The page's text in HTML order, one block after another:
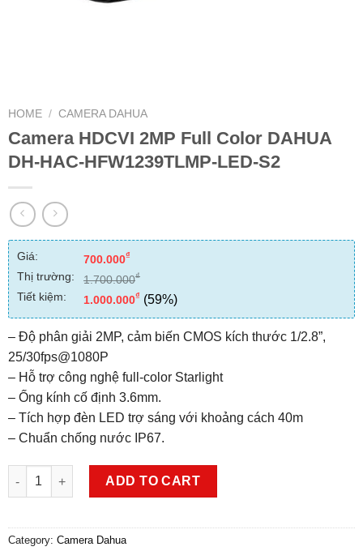
HOME / CAMERA DAHUA
Camera HDCVI 2MP Full Color DAHUA
DH-HAC-HFW1239TLMP-LED-S2
Giá: 700.000₫
Thị trường: 1.700.000₫
Tiết kiệm: 1.000.000₫ (59%)
– Độ phân giải 2MP, cảm biến CMOS kích thước 1/2.8”,
25/30fps@1080P
– Hỗ trợ công nghệ full-color Starlight
– Ống kính cố định 3.6mm.
– Tích hợp đèn LED trợ sáng với khoảng cách 40m
– Chuẩn chống nước IP67.
Camera HDCVI 2MP Full Color DAHUA DH-HAC-HFW1239TLMP-
ADD TO CART
Category: Camera Dahua